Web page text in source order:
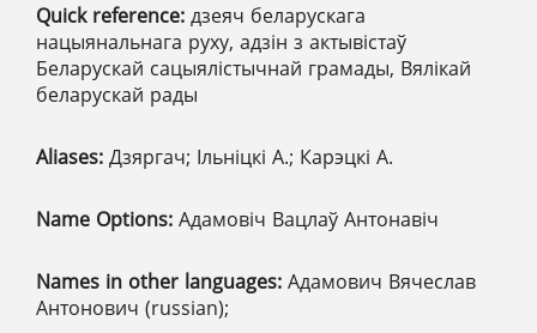
Quick reference: дзеяч беларускага
нацыянальнага руху, адзін з актывістаў
Беларускай сацыялістычнай грамады, Вялікай
беларускай рады
Aliases: Дзяргач; Ільніцкі А.; Карэцкі А.
Name Options: Адамовіч Вацлаў Антонавіч
Names in other languages: Адамович Вячеслав
Антонович (russian);